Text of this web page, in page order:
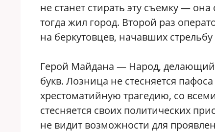
не станет стирать эту съемку —
тогда жил город. Второй раз
на беркутовцев, начавших
Герой Майдана — Народ,
букв. Лозница не стесняется
хрестоматийную трагедию, со
стесняется своих политических
не видит возможности для